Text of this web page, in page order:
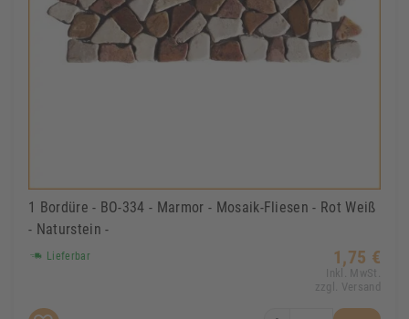
1 Bordüre - BO-334 - Marmor - Mosaik-Fliesen - Rot Weiß
- Naturstein -
Lieferbar 1,75 €
Inkl. MwSt.
zzgl. Versand